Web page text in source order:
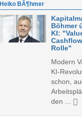
Heiko BÃ¶hmer
Böhmer
KI:
Rolle"
Modern
KI-
schon,
den ...